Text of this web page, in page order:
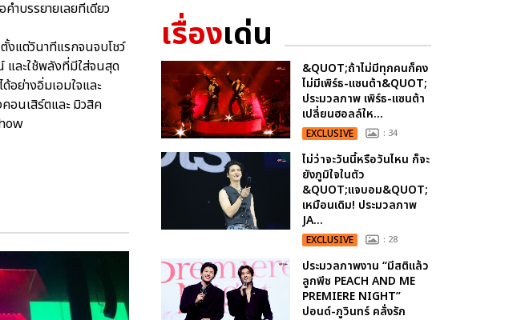
ำบรรยายเลยทีเดียว
งแต่วินาทีแรกจนจบโชว์
และใช้พลังที่มีใส่จนสุด
อย่างอิ่มเอมใจและ
นเสิร์ตและ มิวสิค
เรื่องเด่น
&QUOT;ถ้าไม่มีทุกคนก็คง
ไม่มีเพิร์ธ-แซนต้า&QUOT;
ประมวลภาพ เพิร์ธ-แซนต้า
เปลี่ยนฮอลล์ให...
EXCLUSIVE : 34
ไม่ว่าจะวันนี้หรือวันไหน ก็จะ
ยังภูมิใจในตัว
&QUOT;แจบอม&QUOT;
เหมือนเดิม! ประมวลภาพ
JA...
EXCLUSIVE : 28
ประมวลภาพงาน “มีสติแล้ว
ลูกพีช PEACH AND ME
PREMIERE NIGHT”
ปอนด์-ภูวินทร์ คลั่งรัก